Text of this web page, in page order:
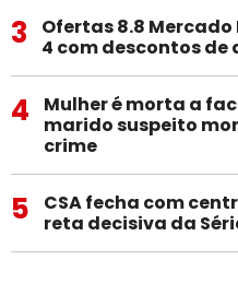
3
Ofertas 8.8 Mercado
4 com descontos de
4
Mulher é morta a
marido suspeito
crime
5
CSA fecha com
reta decisiva da